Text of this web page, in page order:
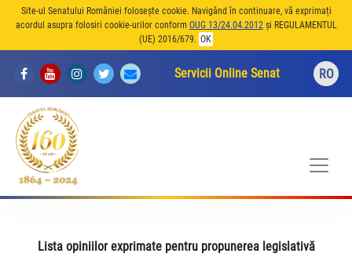
Site-ul Senatului României folosește cookie. Navigând în continuare, vă exprimați
acordul asupra folosiri cookie-urilor conform OUG 13/24.04.2012și REGULAMENTUL
(UE) 2016/679. OK
Servicii Online Senat RO
Lista opiniilor exprimate pentru propunerea legislativă